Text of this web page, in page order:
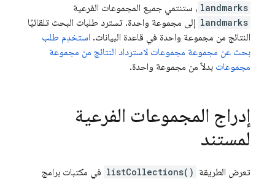
landmarks ، ستنتمي جميع المجموعات الفرعية
landmarks إلى مجموعة واحدة. تسترد طلبات البحث تلقائيًا
النتائج من مجموعة واحدة في قاعدة البيانات. استخدِم طلب
بحث عن مجموعة مجموعات لاسترداد النتائج من مجموعة
مجموعات بدلاً من مجموعة واحدة.
إدراج المجموعات الفرعية
لمستند
تعرض الطريقة listCollections() في مكتبات برامج